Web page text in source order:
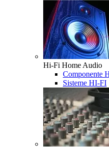
Hi-Fi Home Audio
Componente
Sisteme HI-FI